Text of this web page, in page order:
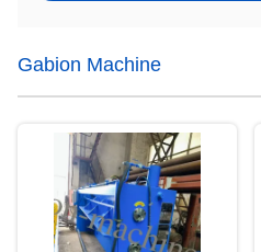
Gabion Machine